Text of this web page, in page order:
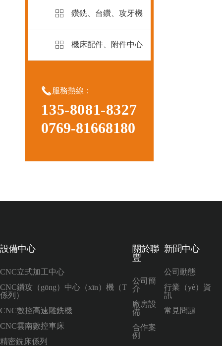
鑽銑、台鑽、攻牙機
機床配件、附件中心
服務熱線：
135-8081-8327
0769-81668180
設備中心
CNC立式加工中心
CNC鑽攻（gōng）中心（xīn）機（T
係列）
CNC數控高速雕銑機
CNC雲南數控車床
精密銑床係列
關於聯
豐
公司簡
介
廠房設
備
合作案
例
新聞中心
公司動態
行業（yè）資
訊
常見問題